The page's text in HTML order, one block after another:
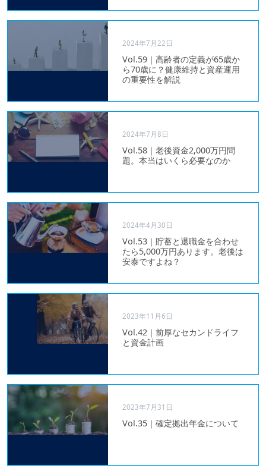
2024年7月22日
Vol.59｜高齢者の定義が65歳か
ら70歳に？健康維持と資産運用
の重要性を解説
2024年7月8日
Vol.58｜老後資金2,000万円問
題。本当はいくら必要なのか
2024年4月30日
Vol.53｜貯蓄と退職金を合わせ
たら5,000万円あります。老後は
安泰ですよね？
2023年11月6日
Vol.42｜前厚なセカンドライフ
と資金計画
2023年7月31日
Vol.35｜確定拠出年金について